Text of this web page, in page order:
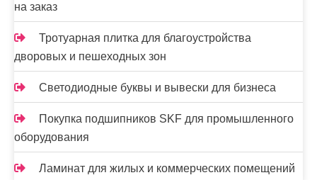
на заказ
Тротуарная плитка для благоустройства
дворовых и пешеходных зон
Светодиодные буквы и вывески для бизнеса
Покупка подшипников SKF для промышленного
оборудования
Ламинат для жилых и коммерческих помещений